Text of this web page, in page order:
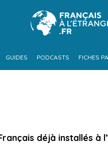
GUIDES PODCASTS FICHES
déjà installés à